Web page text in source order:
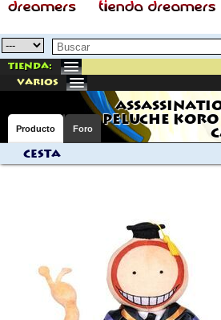
Tienda:
varios
PELUCHE
Producto Foro
Cesta